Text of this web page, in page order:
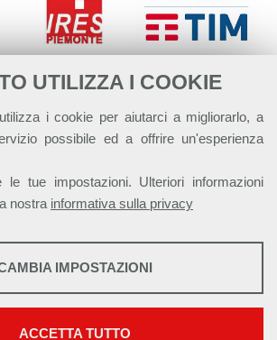
UTILIZZA I COOKIE
i cookie per aiutarci a migliorarlo, a
possibile ed a offrire un'esperienza
le tue impostazioni. Ulteriori informazioni
nostra informativa sulla privacy
IMPOSTAZIONI
ACCETTA TUTTO
per lo Sviluppo Sostenibile - ASviS